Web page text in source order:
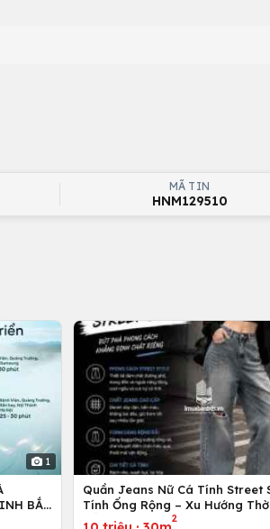
MÃ TIN
HNM129510
1
BẮT
Quần Jeans Nữ Cá Tính Street
Tính Ống Rộng – Xu Hướng
Dẫn Đầu Giới Trẻ Hiện Nay
2